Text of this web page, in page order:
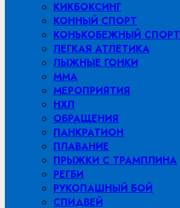
КИКБОКСИНГ
КОННЫЙ СПОРТ
КОНЬКОБЕЖНЫЙ СПОРТ
ЛЕГКАЯ АТЛЕТИКА
ЛЫЖНЫЕ ГОНКИ
MMA
МЕРОПРИЯТИЯ
НХЛ
ОБРАЩЕНИЯ
ПАНКРАТИОН
ПЛАВАНИЕ
ПРЫЖКИ С ТРАМПЛИНА
РЕГБИ
РУКОПАШНЫЙ БОЙ
СПИДВЕЙ